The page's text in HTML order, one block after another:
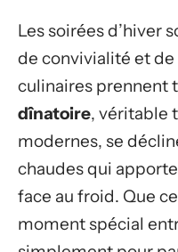
Les soirées d’hiver
de convivialité et de
culinaires prennent
dînatoire, véritable
modernes, se
chaudes qui
face au froid. Que
moment spécial